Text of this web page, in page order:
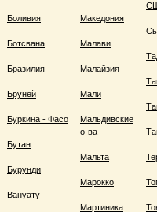
Боливия
Ботсвана
Бразилия
Бруней
Буркина - Фасо
Бутан
Бурунди
Вануату
Македония
Малави
Малайзия
Мали
Мальдивские
о-ва
Мальта
Марокко
Мартиника